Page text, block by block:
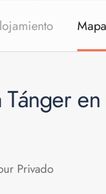
Mapa
Privado